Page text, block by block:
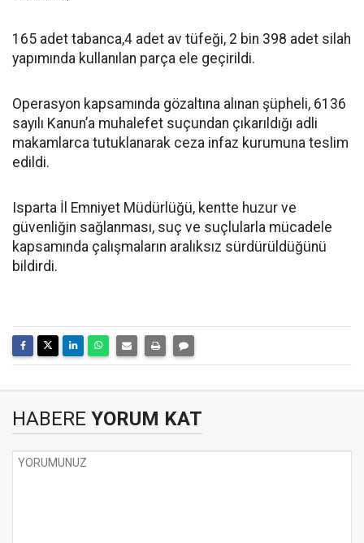
165 adet tabanca,4 adet av tüfeği, 2 bin 398 adet silah
yapımında kullanılan parça ele geçirildi.
Operasyon kapsamında gözaltına alınan şüpheli, 6136
sayılı Kanun’a muhalefet suçundan çıkarıldığı adli
makamlarca tutuklanarak ceza infaz kurumuna teslim
edildi.
Isparta İl Emniyet Müdürlüğü, kentte huzur ve
güvenliğin sağlanması, suç ve suçlularla mücadele
kapsamında çalışmaların aralıksız sürdürüldüğünü
bildirdi.
HABERE YORUM KAT